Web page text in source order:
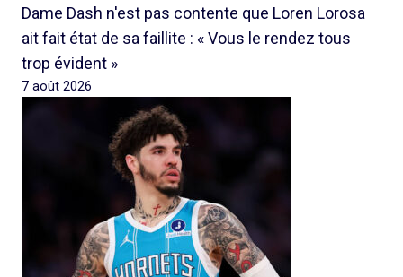
Dame Dash n'est pas contente que Loren Lorosa
ait fait état de sa faillite : « Vous le rendez tous
trop évident »
7 août 2026